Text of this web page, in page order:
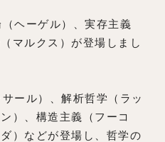
ヘーゲル）、実存主義
マルクス）が登場しまし
ール）、解析哲学（ラッ
）、構造主義（フーコ
）などが登場し、哲学の